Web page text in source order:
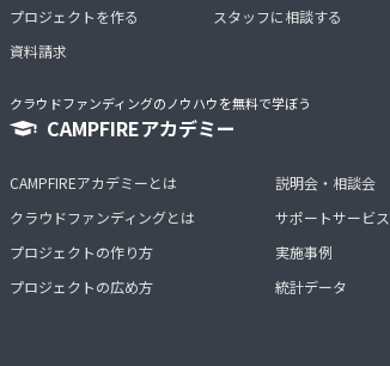
プロジェクトを作る
資料請求
スタッフに相談する
クラウドファンディングのノウハウを無料で学ぼう
CAMPFIREアカデミー
CAMPFIREアカデミーとは
クラウドファンディングとは
プロジェクトの作り方
プロジェクトの広め方
説明会・相談会
サポートサービス
実施事例
統計データ